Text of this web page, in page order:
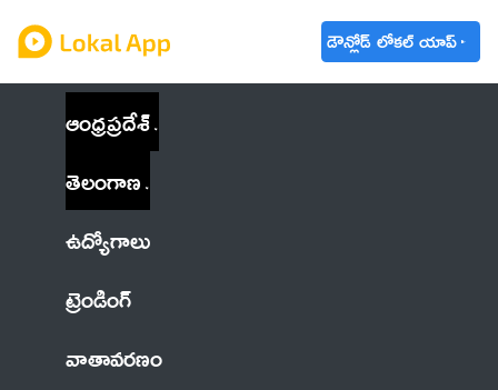
డౌన్లోడ్ లోకల్ యాప్
ఆంధ్రప్రదేశ్
తెలంగాణ
ఉద్యోగాలు
ట్రెండింగ్
వాతావరణం